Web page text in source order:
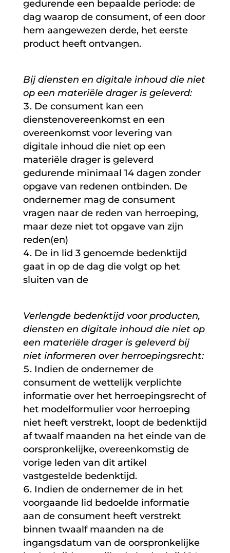
gedurende een bepaalde periode: de
dag waarop de consument, of een door
hem aangewezen derde, het eerste
product heeft ontvangen.
Bij diensten en digitale inhoud die niet
op een materiële drager is geleverd:
De consument kan een
dienstenovereenkomst en een
overeenkomst voor levering van
digitale inhoud die niet op een
materiële drager is geleverd
gedurende minimaal 14 dagen zonder
opgave van redenen ontbinden. De
ondernemer mag de consument
vragen naar de reden van herroeping,
maar deze niet tot opgave van zijn
reden(en)
De in lid 3 genoemde bedenktijd
gaat in op de dag die volgt op het
sluiten van de
Verlengde bedenktijd voor producten,
diensten en digitale inhoud die niet op
een materiële drager is geleverd bij
niet informeren over herroepingsrecht:
Indien de ondernemer de
consument de wettelijk verplichte
informatie over het herroepingsrecht of
het modelformulier voor herroeping
niet heeft verstrekt, loopt de bedenktijd
af twaalf maanden na het einde van de
oorspronkelijke, overeenkomstig de
vorige leden van dit artikel
vastgestelde bedenktijd.
Indien de ondernemer de in het
voorgaande lid bedoelde informatie
aan de consument heeft verstrekt
binnen twaalf maanden na de
ingangsdatum van de oorspronkelijke